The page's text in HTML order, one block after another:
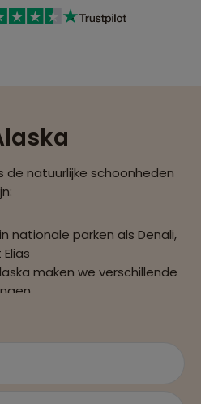
de natuurlijke schoonheden
nationale parken als Denali,
maken we verschillende
zoals de grizzlybeer, in hun